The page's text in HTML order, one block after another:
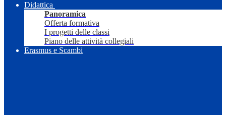
Didattica
Panoramica
Offerta formativa
I progetti delle classi
Piano delle attività collegiali
Erasmus e Scambi